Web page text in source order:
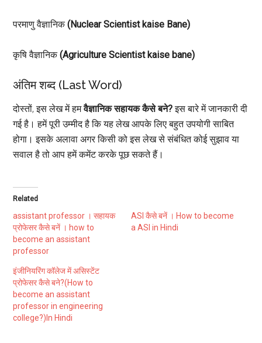
परमाणु वैज्ञानिक(Nuclear Scientist kaise Bane)
कृषि वैज्ञानिक(Agriculture Scientist kaise bane)
अंतिम शब्द (Last Word)
दोस्तों, इस लेख में हमवैज्ञानिक सहायक कैसे बने?इस बारे में जानकारी दी
गई है। हमें पूरी उम्मीद है कि यह लेख आपके लिए बहुत उपयोगी साबित
होगा। इसके अलावा अगर किसी को इस लेख से संबंधित कोई सुझाव या
सवाल है तो आप हमें कमेंट करके पूछ सकते हैं।
Related
assistant professor । सहायक
प्रोफेसर कैसे बनें । how to
become an assistant
professor
ASI कैसे बनें । How to become
a ASI in Hindi
इंजीनियरिंग कॉलेज में असिस्टेंट
प्रोफेसर कैसे बने?(How to
become an assistant
professor in engineering
college?)In Hindi